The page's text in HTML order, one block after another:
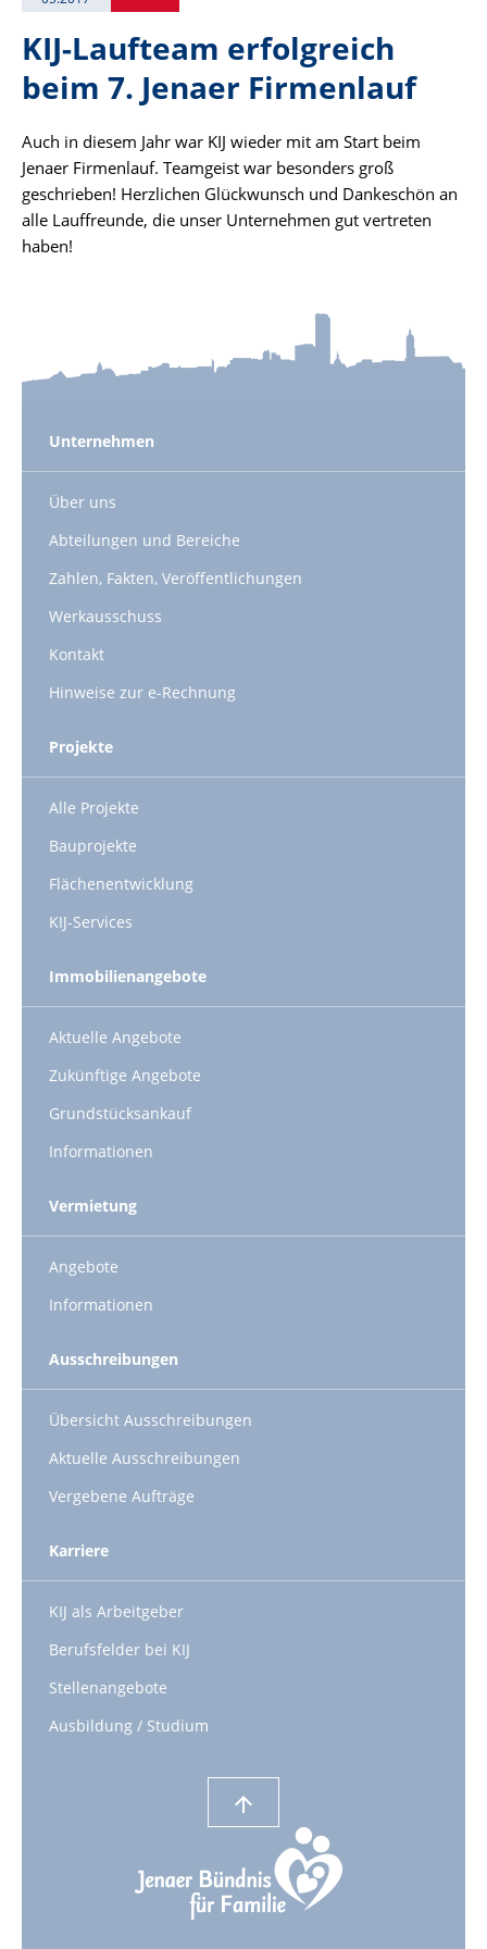
KIJ-Laufteam erfolgreich
beim 7. Jenaer Firmenlauf
Auch in diesem Jahr war KIJ wieder mit am Start beim
Jenaer Firmenlauf. Teamgeist war besonders groß
geschrieben! Herzlichen Glückwunsch und Dankeschön an
alle Lauffreunde, die unser Unternehmen gut vertreten
haben!
Unternehmen
Über uns
Abteilungen und Bereiche
Zahlen, Fakten, Veröffentlichungen
Werkausschuss
Kontakt
Hinweise zur e-Rechnung
Projekte
Alle Projekte
Bauprojekte
Flächenentwicklung
KIJ-Services
Immobilienangebote
Aktuelle Angebote
Zukünftige Angebote
Grundstücksankauf
Informationen
Vermietung
Angebote
Informationen
Ausschreibungen
Übersicht Ausschreibungen
Aktuelle Ausschreibungen
Vergebene Aufträge
Karriere
KIJ als Arbeitgeber
Berufsfelder bei KIJ
Stellenangebote
Ausbildung / Studium
arrow_upward